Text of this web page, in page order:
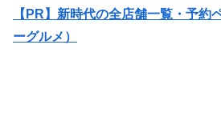
【PR】新時代の全店舗一覧・予約
ーグルメ）